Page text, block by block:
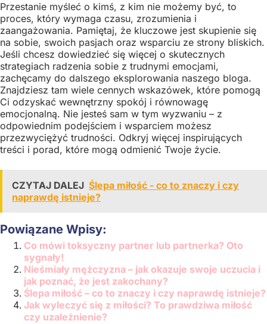
Przestanie myśleć o kimś, z kim nie możemy być, to
proces, który wymaga czasu, zrozumienia i
zaangażowania. Pamiętaj, że kluczowe jest skupienie się
na sobie, swoich pasjach oraz wsparciu ze strony bliskich.
Jeśli chcesz dowiedzieć się więcej o skutecznych
strategiach radzenia sobie z trudnymi emocjami,
zachęcamy do dalszego eksplorowania naszego bloga.
Znajdziesz tam wiele cennych wskazówek, które pomogą
Ci odzyskać wewnętrzny spokój i równowagę
emocjonalną. Nie jesteś sam w tym wyzwaniu – z
odpowiednim podejściem i wsparciem możesz
przezwyciężyć trudności. Odkryj więcej inspirujących
treści i porad, które mogą odmienić Twoje życie.
CZYTAJ DALEJ Ślepa miłość - co to znaczy i czy
naprawdę istnieje?
Powiązane Wpisy:
Co mówi toksyczny partner lub partnerka? Oto
sygnały!
Nieśmiały mężczyzna – jak okazuje swoje uczucia i
jak poznać, że jest zakochany?
Ślepa miłość – co to znaczy i czy naprawdę istnieje?
Jak wyleczyć się z miłości? To prawdziwa miłość
czy uzależnienie?